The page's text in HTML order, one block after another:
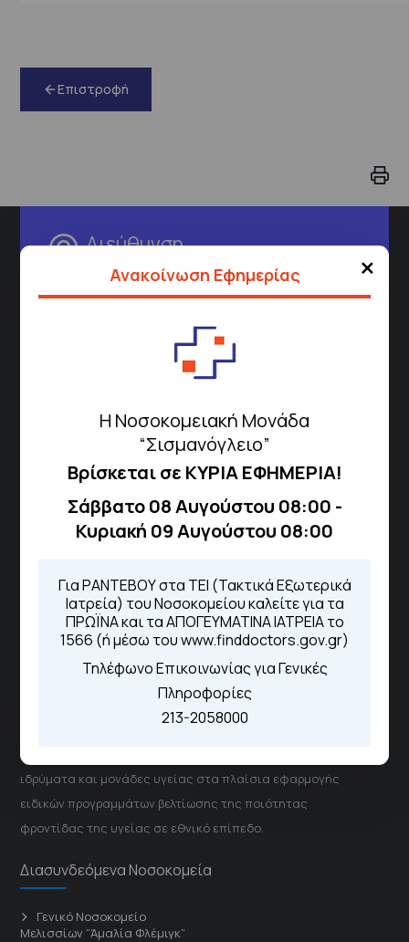
×
Ανακοίνωση Εφημερίας
Η Νοσοκομειακή Μονάδα
“Σισμανόγλειο”
Βρίσκεται σε ΚΥΡΙΑ ΕΦΗΜΕΡΙΑ!
Σάββατο 08 Αυγούστου 08:00 -
Κυριακή 09 Αυγούστου 08:00
Για ΡΑΝΤΕΒΟΥ στα ΤΕΙ (Τακτικά Εξωτερικά
Ιατρεία) του Νοσοκομείου καλείτε για τα
ΠΡΩΪΝΑ και τα ΑΠΟΓΕΥΜΑΤΙΝΑ ΙΑΤΡΕΙΑ το
1566 (ή μέσω του www.finddoctors.gov.gr)
Τηλέφωνο Επικοινωνίας για Γενικές
Πληροφορίες
213-2058000
Επιστροφή
Διεύθυνση
Σισμανόγλειου 1,
Περιοχής
Τηλέφωνα για Ραντεβού
Για τα πρωινά και τα απογευματινά
ιατρεία:
Καλώντας στην φωνητική πύλη του
1566
Μέσω της εφαρμογής "MyHealth
App"
ΓΝΑ Νοσοκομείο Σισμανόγλειο - Αμαλία Φλέμιγκ
Το Σισμανόγλειο συνεργάζεται με άλλα νοσηλευτικά
ιδρύματα και μονάδες υγείας στα πλαίσια εφαρμογής
ειδικών προγραμμάτων βελτίωσης της ποιότητας
φροντίδας της υγείας σε εθνικό επίπεδο.
Διασυνδεόμενα Νοσοκομεία
Γενικό Νοσοκομείο
Μελισσίων “Άμαλία Φλέμιγκ”